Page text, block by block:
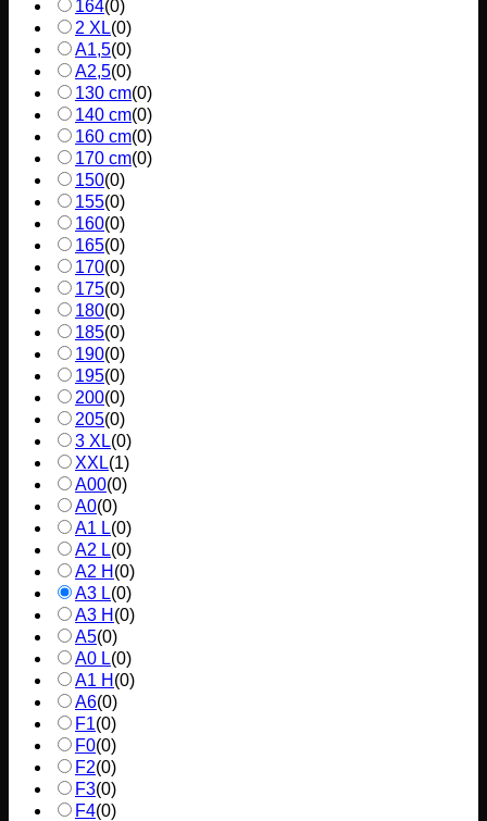
164(0)
2 XL(0)
A1,5(0)
A2,5(0)
130 cm(0)
140 cm(0)
160 cm(0)
170 cm(0)
150(0)
155(0)
160(0)
165(0)
170(0)
175(0)
180(0)
185(0)
190(0)
195(0)
200(0)
205(0)
3 XL(0)
XXL(1)
A00(0)
A0(0)
A1 L(0)
A2 L(0)
A2 H (0)
A3 L(0)
A3 H (0)
A5(0)
A0 L(0)
A1 H (0)
A6(0)
F1(0)
F0(0)
F2(0)
F3(0)
F4(0)